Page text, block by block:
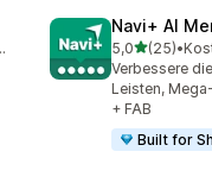
verfügbar
Navi+ AI
5,0von 5
(25)
25 •
Verbessere
Leisten,
+ FAB
Built for